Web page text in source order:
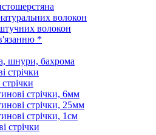
волокон
волокон
*
шнури, бахрома
стрічки
стрічки, 6мм
стрічки, 25мм
стрічки, 1см
стрічки